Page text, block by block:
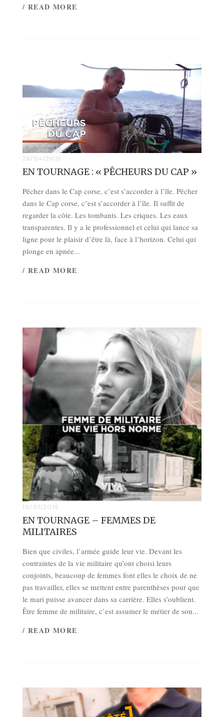
/ READ MORE
26/04/2019
EN TOURNAGE : « PÊCHEURS DU CAP »
Pêcher dans le Cap corse, c’est s’accorder à l’île. Pêcher
dans le Cap corse, c’est s’accorder à l’île. Il suffit de
regarder la côte. Les tombants. Les criques. Les eaux
transparentes. Il y a le professionnel et celui qui lance sa
ligne pour le plaisir d’être là, face à l’horizon. Celui qui
plonge en apnée...
/ READ MORE
10/01/2019
EN TOURNAGE – FEMMES DE
MILITAIRES
Bien que civiles, l’armée guide leur vie. Devant les
contraintes de la vie militaire qu’ont choisi leurs
conjoints, beaucoup de femmes font elles le choix de ne
pas travailler, elles se mettent entre parenthèses pour que
le mari puisse avancer dans sa carrière. Elles s’oublient.
Être femme de militaire, c’est assumer le métier de son...
/ READ MORE